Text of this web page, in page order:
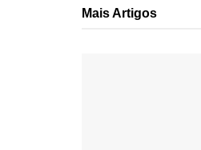
MaisArtigos